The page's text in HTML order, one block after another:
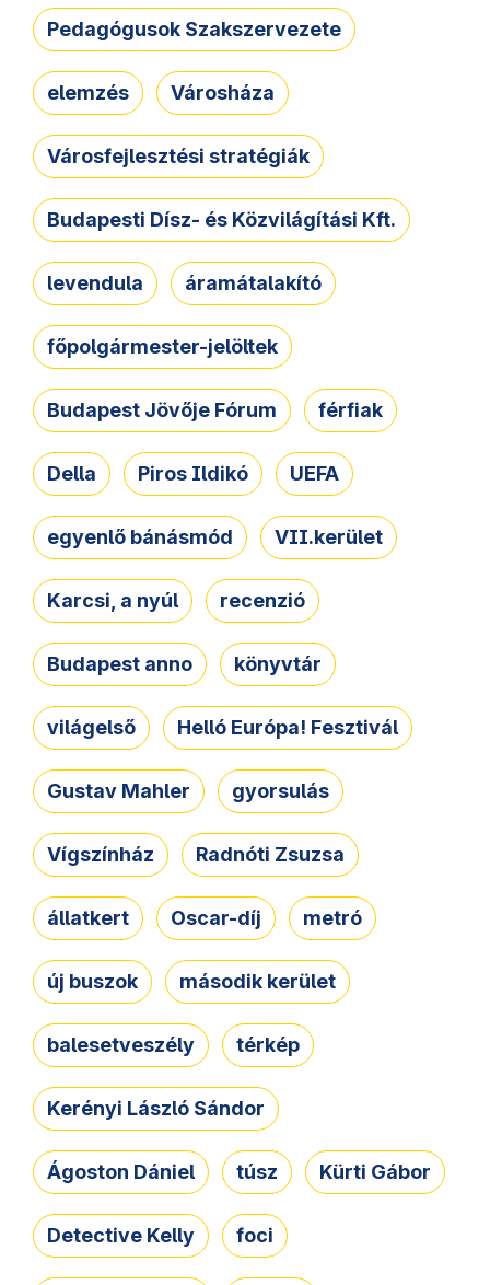
Pedagógusok Szakszervezete
elemzés Városháza
Városfejlesztési stratégiák
Budapesti Dísz- és Közvilágítási Kft.
levendula áramátalakító
főpolgármester-jelöltek
Budapest Jövője Fórum férfiak
Della Piros Ildikó UEFA
egyenlő bánásmód VII.kerület
Karcsi, a nyúl recenzió
Budapest anno könyvtár
világelső Helló Európa! Fesztivál
Gustav Mahler gyorsulás
Vígszínház Radnóti Zsuzsa
állatkert Oscar-díj metró
új buszok második kerület
balesetveszély térkép
Kerényi László Sándor
Ágoston Dániel túsz Kürti Gábor
Detective Kelly foci